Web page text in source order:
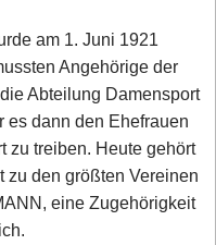
am 1. Juni 1921
Angehörige der
Abteilung Damensport
es dann den Ehefrauen
zu treiben. Heute gehört
den größten Vereinen
eine Zugehörigkeit